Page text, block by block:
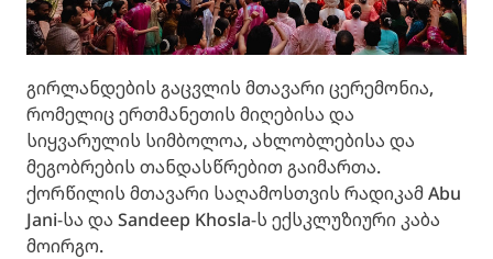
გირლანდების გაცვლის მთავარი ცერემონია,
რომელიც ერთმანეთის მიღებისა და
სიყვარულის სიმბოლოა, ახლობლებისა და
მეგობრების თანდასწრებით გაიმართა.
ქორწილის მთავარი საღამოსთვის რადიკამ Abu
Jani-სა და Sandeep Khosla-ს ექსკლუზიური კაბა
მოირგო.